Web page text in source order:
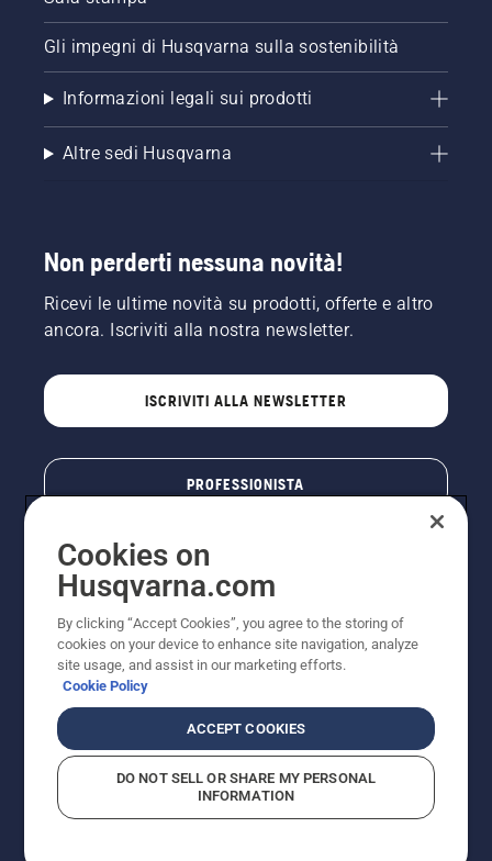
Gli impegni di Husqvarna sulla sostenibilità
Informazioni legali sui prodotti
Altre sedi Husqvarna
Non perderti nessuna novità!
Ricevi le ultime novità su prodotti, offerte e altro
ancora. Iscriviti alla nostra newsletter.
ISCRIVITI ALLA NEWSLETTER
PROFESSIONISTA
© Husqvarna AB (publ). Tutti i diritti riservati. I prezzi
pubblicati si intendono raccomandati e arrotondati, non
impegnativi, comprensivi di I.V.A. vigente. FERCAD SpA
- Via Retrone, 49 - 36077 Altavilla Vic. (VI) - Capitale
Sociale € 2.000.000 int. vers. P.I. e C.F. 01252490246 -
Cookies on
Husqvarna.com
By clicking “Accept Cookies”, you agree to the storing of
cookies on your device to enhance site navigation, analyze
site usage, and assist in our marketing efforts.
Cookie Policy
ACCEPT COOKIES
DO NOT SELL OR SHARE MY PERSONAL
INFORMATION